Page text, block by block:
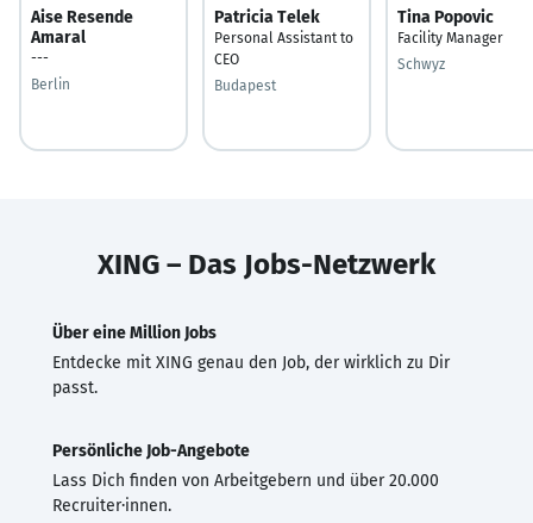
Aise Resende
Amaral
---
Berlin
Patricia Telek
Personal Assistant to
CEO
Budapest
Tina Popovic
Facility Manager
Schwyz
XING – Das Jobs-Netzwerk
Über eine Million Jobs
Entdecke mit XING genau den Job, der wirklich zu Dir
passt.
Persönliche Job-Angebote
Lass Dich finden von Arbeitgebern und über 20.000
Recruiter·innen.